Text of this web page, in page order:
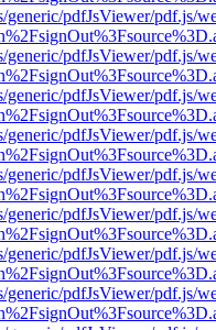
generic/pdfJsViewer/pdf.js/
generic/pdfJsViewer/pdf.js/
generic/pdfJsViewer/pdf.js/
generic/pdfJsViewer/pdf.js/
generic/pdfJsViewer/pdf.js/
generic/pdfJsViewer/pdf.js/
generic/pdfJsViewer/pdf.js/
generic/pdfJsViewer/pdf.js/